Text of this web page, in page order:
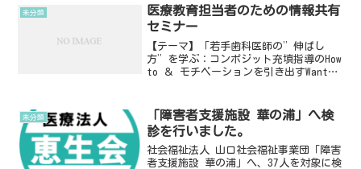
位置まで、立体的に把握できるようにな
り、より正確な診断・治...
未分類
医療教育担当者のための情報共有
セミナー
【テーマ】「若手歯科医師の”伸ばし
方”を学ぶ：コンポジット充填指導のHow
to ＆ モチベーションを引き出すWant
授）日時：2026/04/05(日) 10:00～...
未分類
「障害者支援施設 華の浦」へ検
診を行いました。
社会福祉法人 山口社会福祉事業団「障害
者支援施設 華の浦」へ、37人を対象に検